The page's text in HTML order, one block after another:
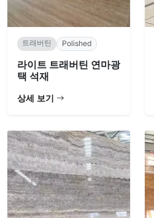
트래버틴 Polished
라이트 트래버틴 연마광
택 석재
상세 보기